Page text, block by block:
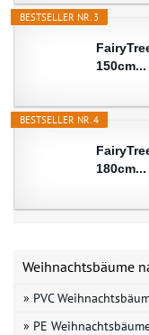
BESTSELLER NR. 3
150cm...
BESTSELLER NR. 4
180cm...
Weihnachtsbäume
» PVC
» PE